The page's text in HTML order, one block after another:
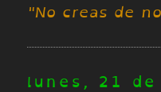
"No creas de
lunes, 21